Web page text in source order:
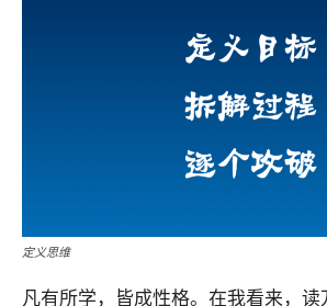
定义思维
凡有所学，皆成性格。在我看来，